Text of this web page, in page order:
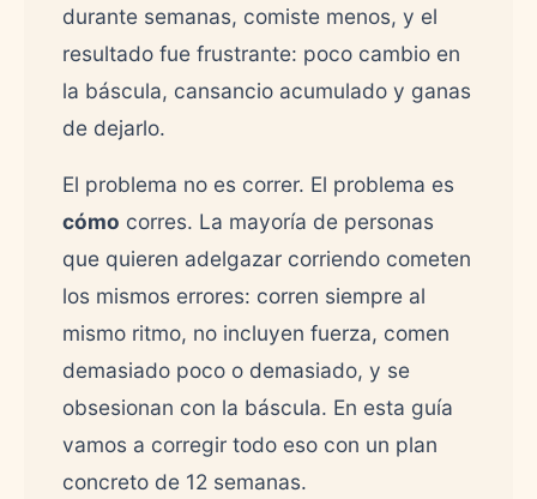
durante semanas, comiste menos, y el
resultado fue frustrante: poco cambio en
la báscula, cansancio acumulado y ganas
de dejarlo.
El problema no es correr. El problema es
cómo corres. La mayoría de personas
que quieren adelgazar corriendo cometen
los mismos errores: corren siempre al
mismo ritmo, no incluyen fuerza, comen
demasiado poco o demasiado, y se
obsesionan con la báscula. En esta guía
vamos a corregir todo eso con un plan
concreto de 12 semanas.